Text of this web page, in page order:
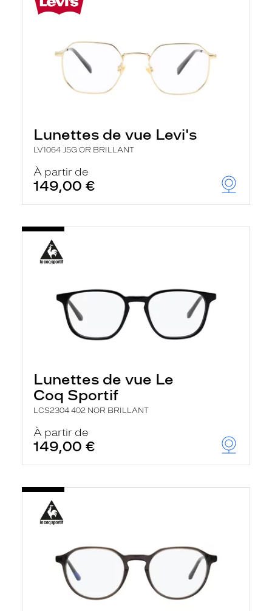
Lunettes de vue Levi's
LV1064 J5G OR BRILLANT
À partir de
149,00 €
Lunettes de vue Le
Coq Sportif
LCS2304 402 NOR BRILLANT
À partir de
149,00 €